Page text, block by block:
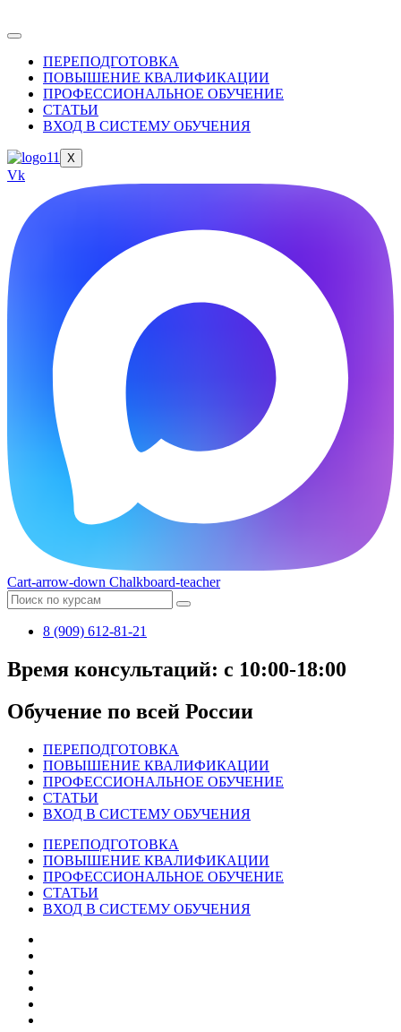
ПЕРЕПОДГОТОВКА
ПОВЫШЕНИЕ КВАЛИФИКАЦИИ
ПРОФЕССИОНАЛЬНОЕ ОБУЧЕНИЕ
СТАТЬИ
ВХОД В СИСТЕМУ ОБУЧЕНИЯ
X
Vk
Cart-arrow-down Chalkboard-teacher
8 (909) 612-81-21
Время консультаций: с 10:00-18:00
Обучение по всей России
ПЕРЕПОДГОТОВКА
ПОВЫШЕНИЕ КВАЛИФИКАЦИИ
ПРОФЕССИОНАЛЬНОЕ ОБУЧЕНИЕ
СТАТЬИ
ВХОД В СИСТЕМУ ОБУЧЕНИЯ
ПЕРЕПОДГОТОВКА
ПОВЫШЕНИЕ КВАЛИФИКАЦИИ
ПРОФЕССИОНАЛЬНОЕ ОБУЧЕНИЕ
СТАТЬИ
ВХОД В СИСТЕМУ ОБУЧЕНИЯ